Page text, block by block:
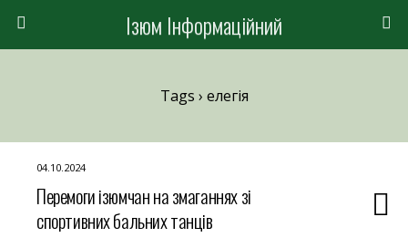
Ізюм Інформаційний
Tags › елегія
04.10.2024
Перемоги ізюмчан на змаганнях зі
спортивних бальних танців